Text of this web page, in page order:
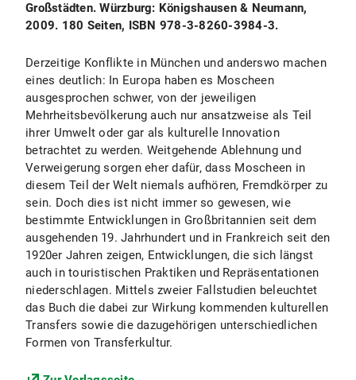
Großstädten. Würzburg: Königshausen & Neumann,
2009. 180 Seiten, ISBN 978-3-8260-3984-3.
Derzeitige Konflikte in München und anderswo machen
eines deutlich: In Europa haben es Moscheen
ausgesprochen schwer, von der jeweiligen
Mehrheitsbevölkerung auch nur ansatzweise als Teil
ihrer Umwelt oder gar als kulturelle Innovation
betrachtet zu werden. Weitgehende Ablehnung und
Verweigerung sorgen eher dafür, dass Moscheen in
diesem Teil der Welt niemals aufhören, Fremdkörper zu
sein. Doch dies ist nicht immer so gewesen, wie
bestimmte Entwicklungen in Großbritannien seit dem
ausgehenden 19. Jahrhundert und in Frankreich seit den
1920er Jahren zeigen, Entwicklungen, die sich längst
auch in touristischen Praktiken und Repräsentationen
niederschlagen. Mittels zweier Fallstudien beleuchtet
das Buch die dabei zur Wirkung kommenden kulturellen
Transfers sowie die dazugehörigen unterschiedlichen
Formen von Transferkultur.